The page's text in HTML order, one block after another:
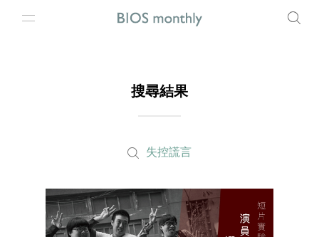
搜尋結果
失控謊言